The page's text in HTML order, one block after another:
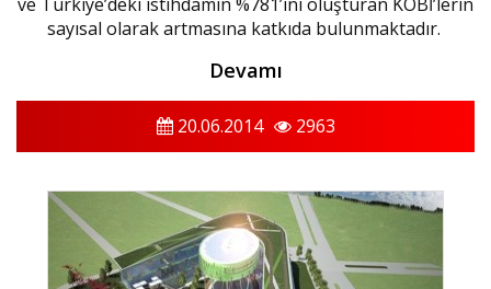
sayısal olarak artmasına katkıda bulunmaktadır.
Devamı
20.06.2014 2963